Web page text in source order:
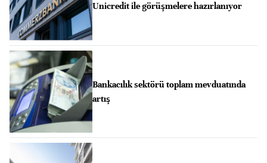
Unicredit ile görüşmelere hazırlanıyor
Bankacılık sektörü toplam mevduatında
artış